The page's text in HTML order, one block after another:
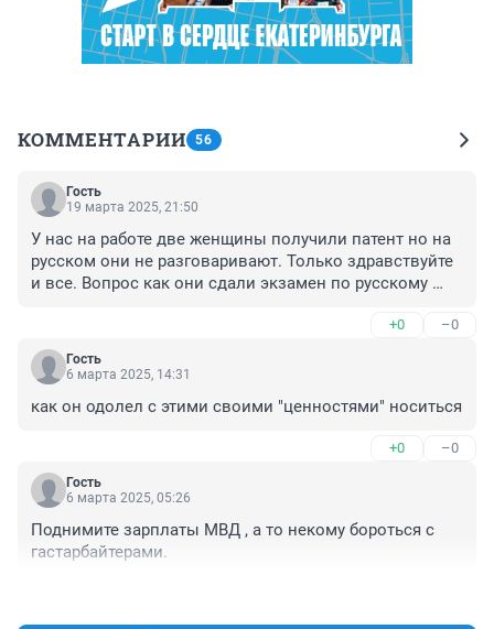
КОММЕНТАРИИ 56
Гость
19 марта 2025, 21:50
У нас на работе две женщины получили патент но на
русском они не разговаривают. Только здравствуйте
и все. Вопрос как они сдали экзамен по русскому
+0 –0
Гость
6 марта 2025, 14:31
как он одолел с этими своими "ценностями" носиться
+0 –0
Гость
6 марта 2025, 05:26
Поднимите зарплаты МВД , а то некому бороться с
гастарбайтерами.